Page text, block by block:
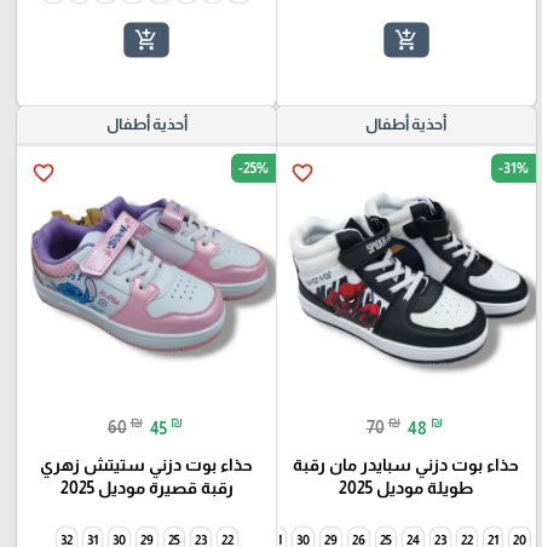
add_shopping_cart
add_shopping_cart
أحذية أطفال
favorite_border -31%
70 ₪ 48 ₪
حذاء بوت دزني سبايدر مان رقبة
طويلة موديل 2025
20
21
22
23
24
25
26
29
30
31
33
34
أحذية أطفال
favorite_border -25%
60 ₪ 45 ₪
حذاء بوت دزني ستيتش زهري
رقبة قصيرة موديل 2025
22
23
25
29
30
31
32